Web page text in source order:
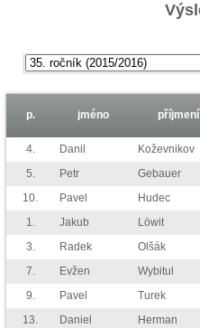
p. jméno příjmení
4. Danil Koževnikov
5.
Petr Gebauer
10.
Pavel Hudec
1.
Jakub Löwit
3.
Radek Olšák
7.
Evžen Wybitul
9.
Pavel Turek
13.
Daniel Herman